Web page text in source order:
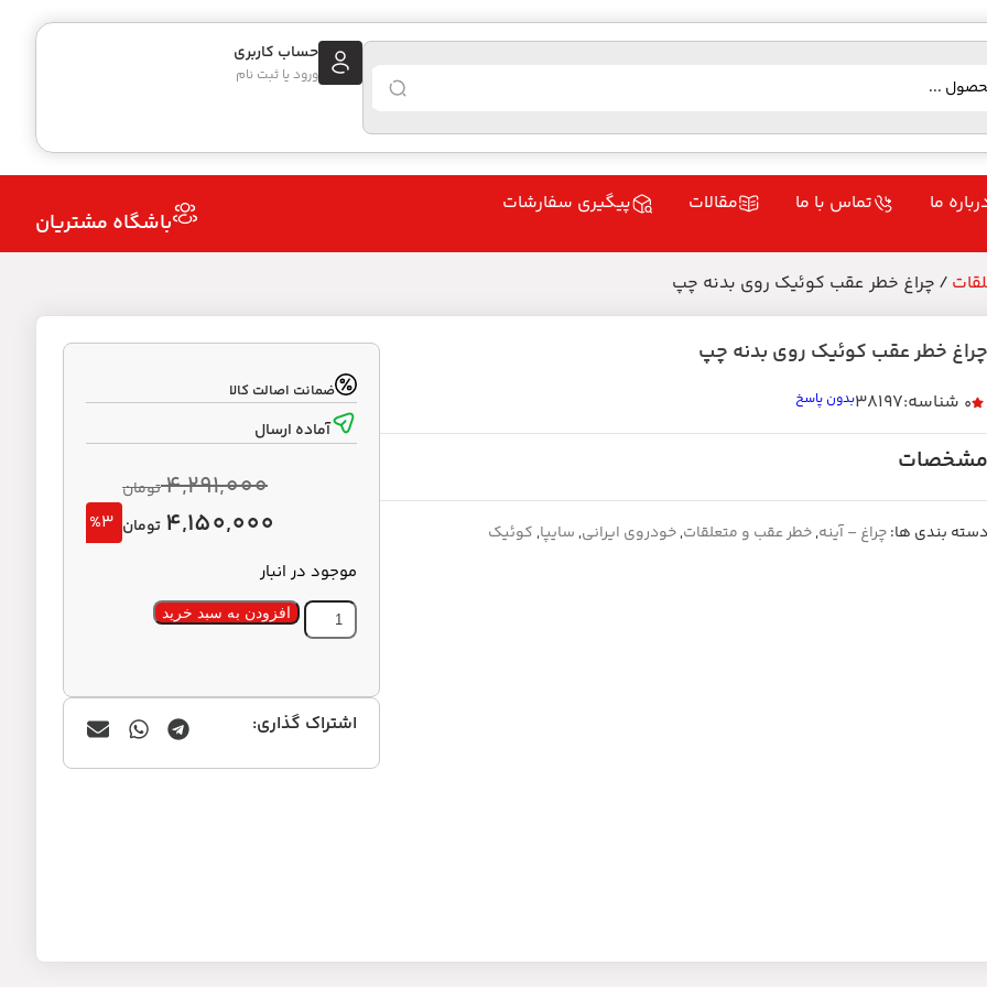
حساب کاربری
ورود یا ثبت نام
ما تماس با ما مقالات پیگیری سفارشات
باشگاه مشتریان
/ چراغ خطر عقب کوئیک روی بدنه چپ
چراغ خطر عقب کوئیک روی بدنه چپ
0 شناسه:38197 بدون پاسخ
مشخصات
دسته بندی ها:چراغ – آینه,خطر عقب و متعلقات,خودروی ایرانی,سایپا,کوئیک
ضمانت اصالت کالا
آماده ارسال
4,291,000تومان
4,150,000 تومان %3
موجود در انبار
افزودن به سبد خرید
اشتراک گذاری: